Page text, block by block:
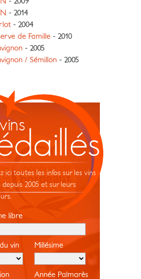
- 2014
- 2004
de Famille - 2010
- 2005
/ Sémillon - 2005
ici toutes les infos sur les vins
depuis 2005 et sur leurs
libre
vin Millésime
Année Palmarès